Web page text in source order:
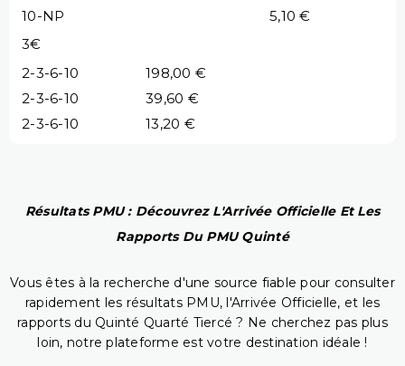
10-NP
5,10 €
3€
2-3-6-10
198,00 €
2-3-6-10
39,60 €
2-3-6-10
13,20 €
Résultats PMU : Découvrez L'Arrivée Officielle Et Les
Rapports Du PMU Quinté
Vous êtes à la recherche d'une source fiable pour consulter
rapidement les résultats PMU, l'Arrivée Officielle, et les
rapports du Quinté Quarté Tiercé ? Ne cherchez pas plus
loin, notre plateforme est votre destination idéale !